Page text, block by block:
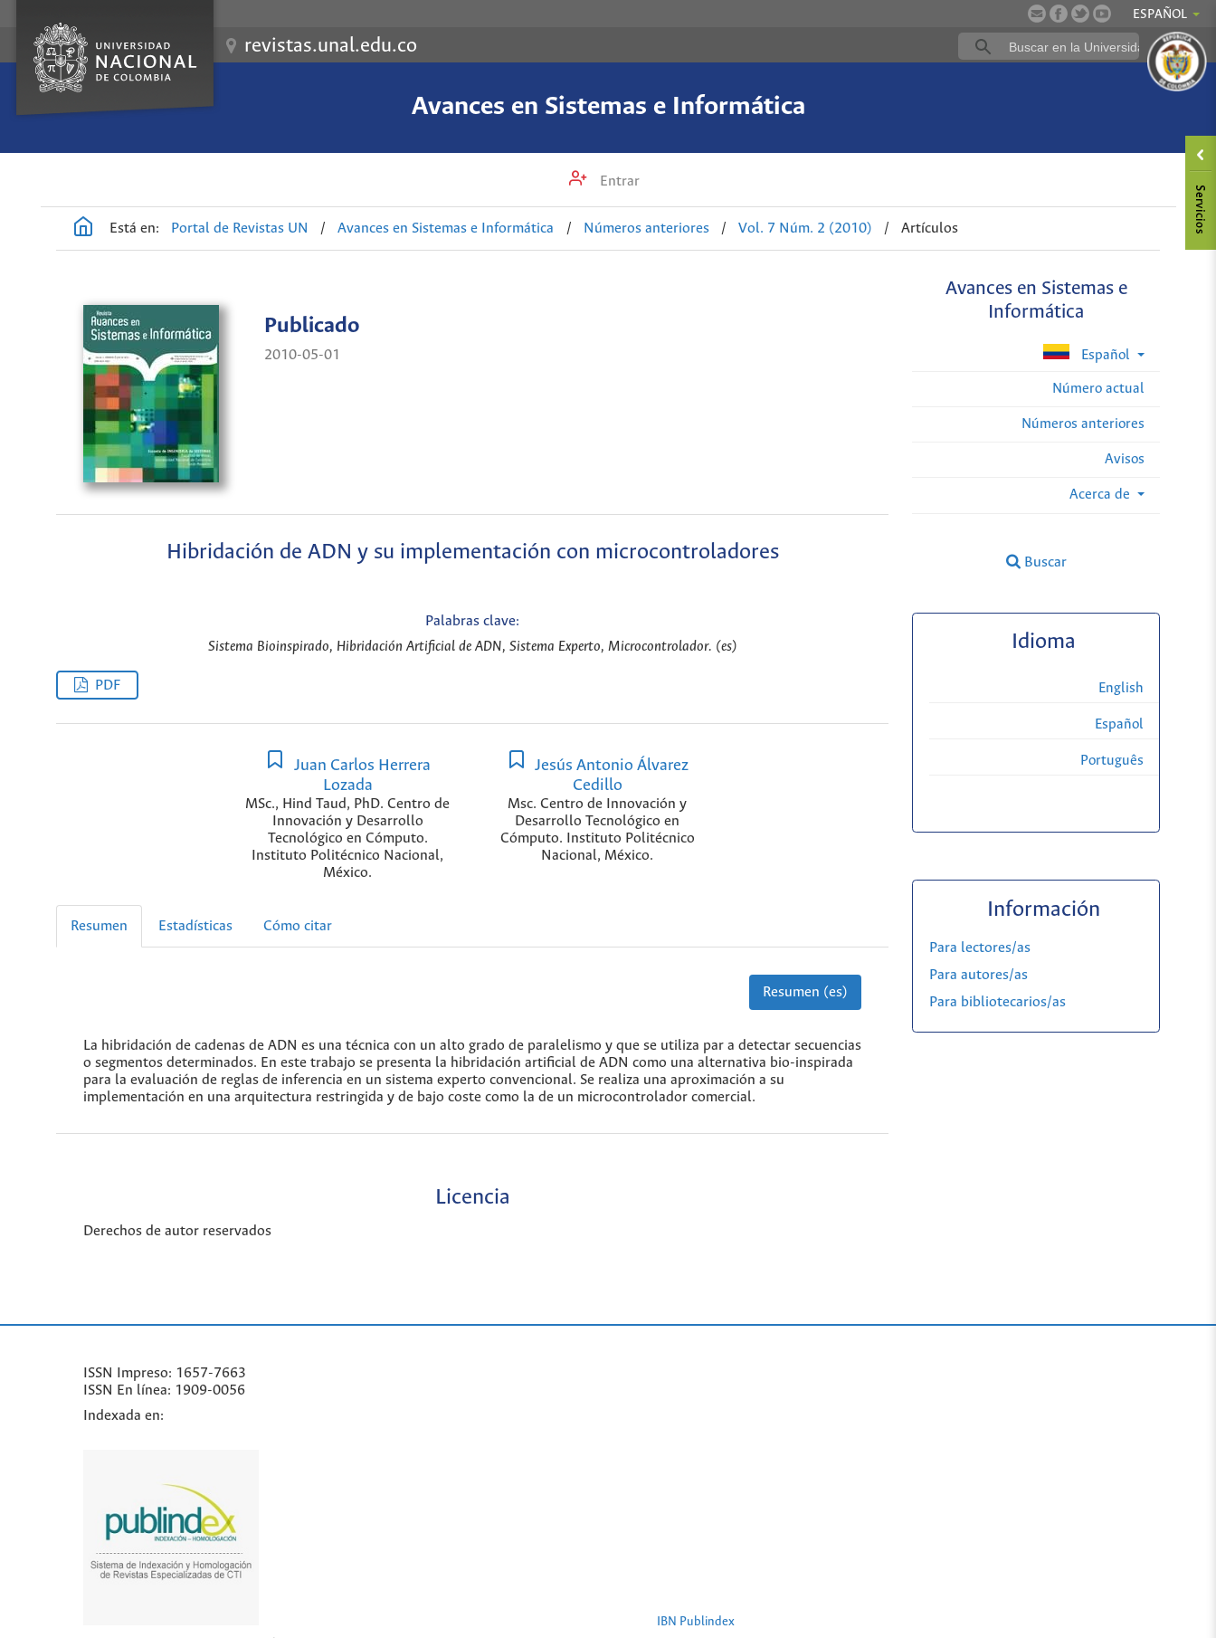
ESPAÑOL
revistas.unal.edu.co
Avances en Sistemas e Informática
Entrar
Está en: Portal de Revistas UN / Avances en Sistemas e Informática / Números anteriores / Vol. 7 Núm. 2 (2010) / Artículos
Avances en Sistemas e
Informática
Español
Número actual
Números anteriores
Avisos
Acerca de
Buscar
Publicado
2010-05-01
Hibridación de ADN y su implementación con microcontroladores
Palabras clave:
Sistema Bioinspirado, Hibridación Artificial de ADN, Sistema Experto, Microcontrolador. (es)
PDF
Juan Carlos Herrera
Lozada
MSc., Hind Taud, PhD. Centro de
Innovación y Desarrollo
Tecnológico en Cómputo.
Instituto Politécnico Nacional,
México.
Jesús Antonio Álvarez
Cedillo
Msc. Centro de Innovación y
Desarrollo Tecnológico en
Cómputo. Instituto Politécnico
Nacional, México.
Resumen Estadísticas Cómo citar
Resumen (es)
La hibridación de cadenas de ADN es una técnica con un alto grado de paralelismo y que se utiliza par a detectar secuencias
o segmentos determinados. En este trabajo se presenta la hibridación artificial de ADN como una alternativa bio-inspirada
para la evaluación de reglas de inferencia en un sistema experto convencional. Se realiza una aproximación a su
implementación en una arquitectura restringida y de bajo coste como la de un microcontrolador comercial.
Licencia
Derechos de autor reservados
Idioma
English
Español
Português
Información
Para lectores/as
Para autores/as
Para bibliotecarios/as
ISSN Impreso: 1657-7663
ISSN En línea: 1909-0056
Indexada en:
IBN Publindex